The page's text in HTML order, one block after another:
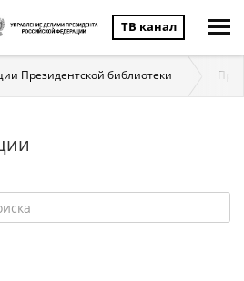
ТВ канал
Президентской библиотеки